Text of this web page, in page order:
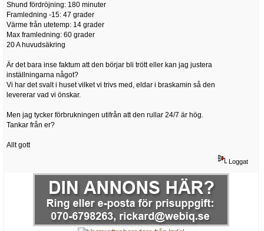
Shund fördröjning: 180 minuter
Framledning -15: 47 grader
Värme från utetemp: 14 grader
Max framledning: 60 grader
20 A huvudsäkring
Är det bara inse faktum att den börjar bli trött eller kan jag justera
inställningarna något?
Vi har det svalt i huset vilket vi trivs med, eldar i braskamin så den
levererar vad vi önskar.
Men jag tycker förbrukningen utifrån att den rullar 24/7 är hög.
Tankar från er?
Allt gott
Loggat